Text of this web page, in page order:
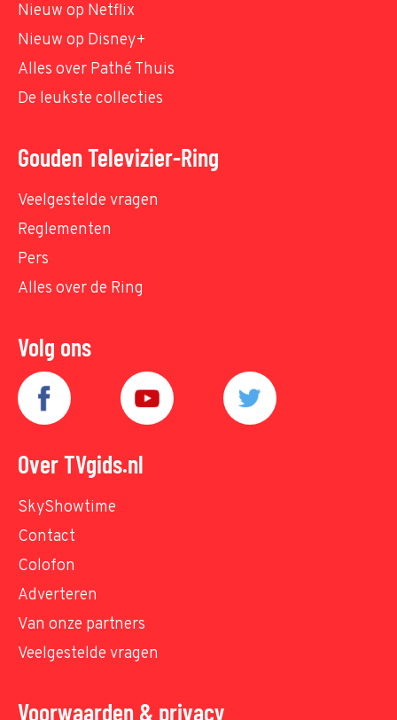
Nieuw op Netflix
Nieuw op Disney+
Alles over Pathé Thuis
De leukste collecties
Gouden Televizier-Ring
Veelgestelde vragen
Reglementen
Pers
Alles over de Ring
Volg ons
Over TVgids.nl
SkyShowtime
Contact
Colofon
Adverteren
Van onze partners
Veelgestelde vragen
Voorwaarden & privacy